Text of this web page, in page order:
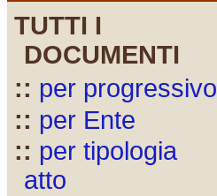
TUTTI I
DOCUMENTI
:: per progressivo
:: per Ente
:: per tipologia
atto